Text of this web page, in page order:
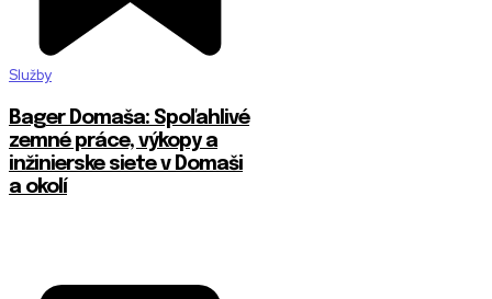
Služby
Bager Domaša: Spoľahlivé
zemné práce, výkopy a
inžinierske siete v Domaši
a okolí